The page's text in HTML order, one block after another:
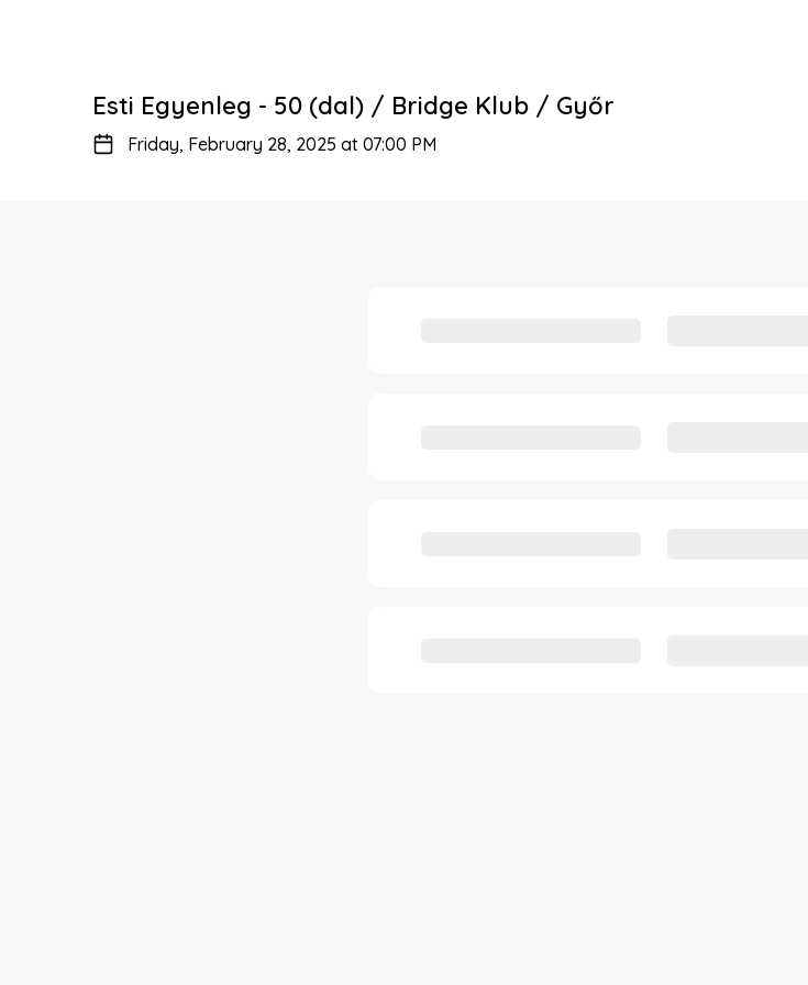
Esti Egyenleg - 50 (dal) / Bridge Klub / Győr
Friday, February 28, 2025 at 07:00 PM